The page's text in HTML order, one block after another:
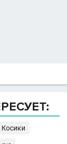
Косики